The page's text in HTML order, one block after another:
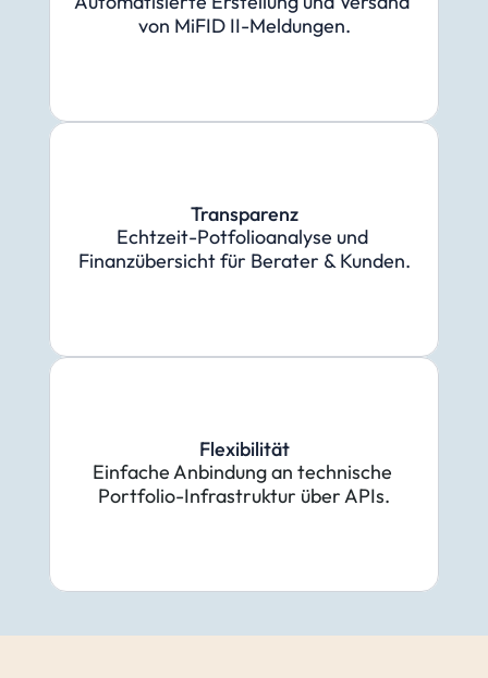
von MiFID II-Meldungen.
Transparenz
Echtzeit-Potfolioanalyse und
Finanzübersicht für Berater & Kunden.
Flexibilität
Einfache Anbindung an technische
Portfolio-Infrastruktur über APIs.